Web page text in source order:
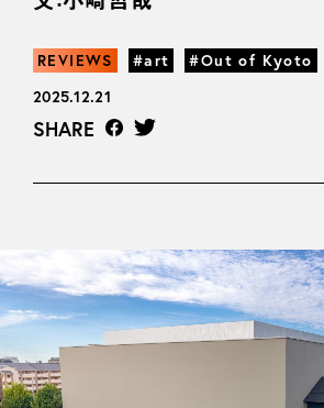
REVIEWS #art #Out of Kyoto
2025.12.21
SHARE